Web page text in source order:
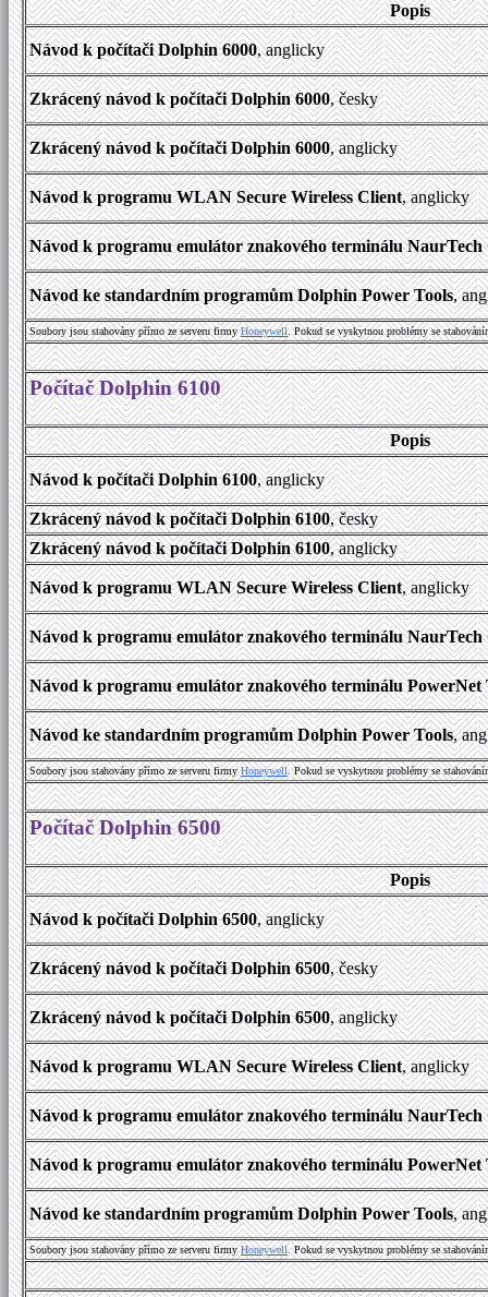
Popis
Návod k počítači Dolphin 6000, anglicky
Zkrácený návod k počítači Dolphin 6000, česky
Zkrácený návod k počítači Dolphin 6000, anglicky
Návod k programu WLAN Secure Wireless Client, anglicky
Návod k programu emulátor znakového terminálu
Návod ke standardním programům Dolphin Power Tools,
Soubory jsou stahovány přímo ze serveru firmyHoneywell. Pokud se vyskytnou problémy se
Počítač Dolphin 6100
Popis
Návod k počítači Dolphin 6100, anglicky
Zkrácený návod k počítači Dolphin 6100, česky
Zkrácený návod k počítači Dolphin 6100, anglicky
Návod k programu WLAN Secure Wireless Client, anglicky
Návod k programu emulátor znakového terminálu
Návod k programu emulátor znakového terminálu
Návod ke standardním programům Dolphin Power Tools,
Soubory jsou stahovány přímo ze serveru firmyHoneywell. Pokud se vyskytnou problémy se
Počítač Dolphin 6500
Popis
Návod k počítači Dolphin 6500, anglicky
Zkrácený návod k počítači Dolphin 6500, česky
Zkrácený návod k počítači Dolphin 6500, anglicky
Návod k programu WLAN Secure Wireless Client, anglicky
Návod k programu emulátor znakového terminálu
Návod k programu emulátor znakového terminálu
Návod ke standardním programům Dolphin Power Tools,
Soubory jsou stahovány přímo ze serveru firmyHoneywell. Pokud se vyskytnou problémy se